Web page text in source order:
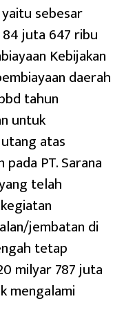
sebesar
juta 647 ribu
Kebijakan
daerah
tahun
untuk
atas
PT. Sarana
telah
jembatan di
tetap
milyar 787 juta
mengalami